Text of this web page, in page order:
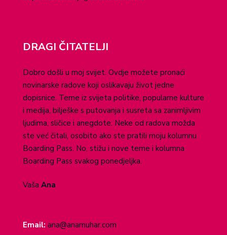
DRAGI ČITATELJI
Dobro došli u moj svijet. Ovdje možete pronaći
novinarske radove koji oslikavaju život jedne
dopisnice. Teme iz svijeta politike, popularne kulture
i medija, bilješke s putovanja i susreta sa zanimljivim
ljudima, sličice i anegdote. Neke od radova možda
ste već čitali, osobito ako ste pratili moju kolumnu
Boarding Pass. No, stižu i nove teme i kolumna
Boarding Pass svakog ponedjeljka.
Vaša Ana
Email: ana@anamuhar.com